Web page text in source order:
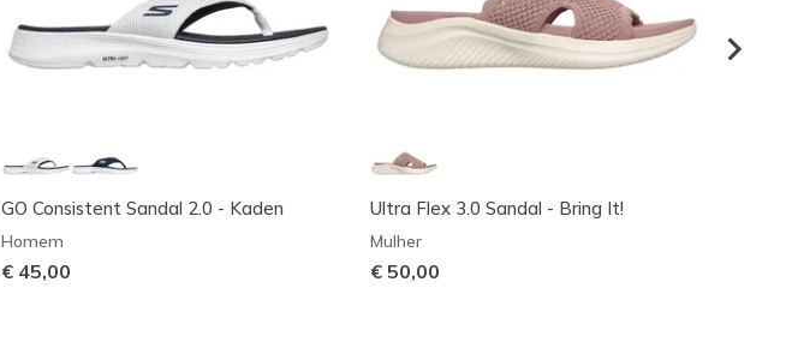
GO Consistent Sandal 2.0 - Kaden
Homem
€ 45,00
Ultra Flex 3.0 Sandal - Bring It!
Mulher
€ 50,00